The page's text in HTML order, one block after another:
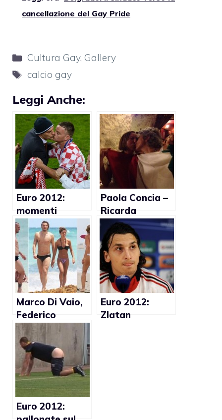
cancellazione del Gay Pride
Categorie
Cultura Gay, Gallery
Tag
calcio gay
Leggi Anche:
Euro 2012:
momenti
omoerotici
(Foto)
Paola Concia –
Ricarda
Trautmann:
Italia –
Germania
(foto)
Marco Di Vaio,
Federico
Marchetti,
Marco Cassetti
hot al mare
(Foto)
Euro 2012:
Zlatan
Euro 2012: